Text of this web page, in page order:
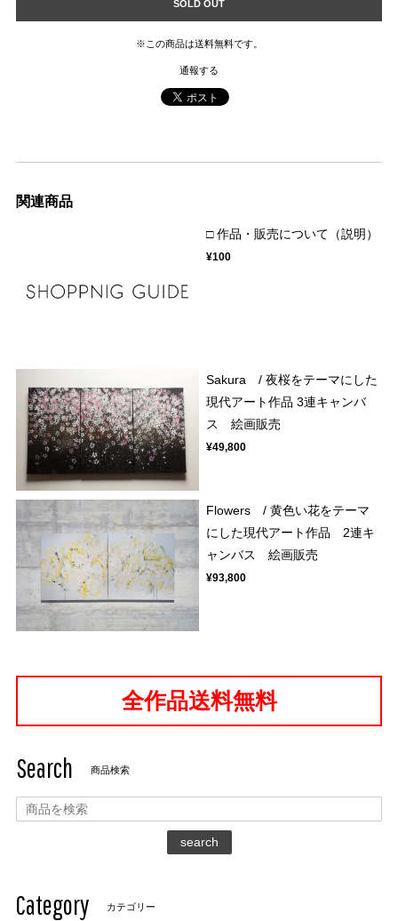
SOLD OUT
※この商品は送料無料です。
通報する
関連商品
□ 作品・販売について（説明）
¥100
Sakura / 夜桜をテーマにした
現代アート作品 3連キャンバ
ス 絵画販売
¥49,800
Flowers / 黄色い花をテーマ
にした現代アート作品 2連キ
ャンバス 絵画販売
¥93,800
全作品送料無料
Search 商品検索
search
Category カテゴリー